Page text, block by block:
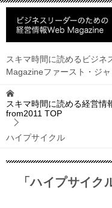
スキマ時間に読めるビジネ
Magazineファースト・ジ
スキマ時間に読める経営情
from2011 TOP
ハイプサイクル
「ハイプサイク